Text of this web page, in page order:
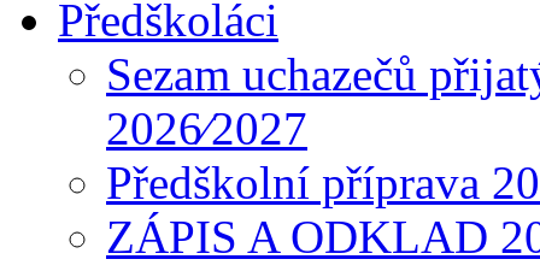
Předškoláci
Sezam uchazečů
2026⁄2027
Předškolní příprava
ZÁPIS A ODKLAD